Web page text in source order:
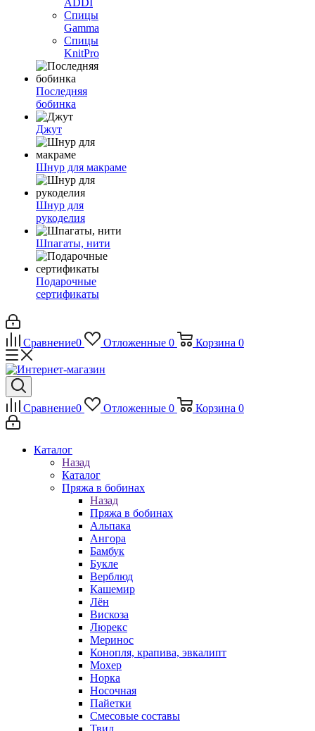
Спицы
Gamma
Спицы
KnitPro
Последняя
бобинка
Джут
Шнур для макраме
Шнур для
рукоделия
Шпагаты, нити
Подарочные
сертификаты
Сравнение0 Отложенные 0 Корзина 0
Сравнение0 Отложенные 0 Корзина 0
Каталог
Назад
Каталог
Пряжа в бобинах
Назад
Пряжа в бобинах
Альпака
Ангора
Бамбук
Букле
Верблюд
Кашемир
Лён
Вискоза
Люрекс
Меринос
Конопля, крапива, эвкалипт
Мохер
Норка
Носочная
Пайетки
Смесовые составы
Твид